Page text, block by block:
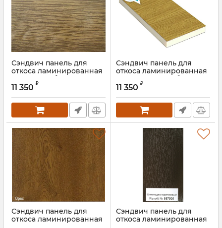
Сэндвич панель для
откоса ламинированная
светлый дуб
11 350 ₽
Сэндвич панель для
откоса ламинированная
натуральный дуб
11 350 ₽
Сэндвич панель для
откоса ламинированная
Сэндвич панель для
откоса ламинированная